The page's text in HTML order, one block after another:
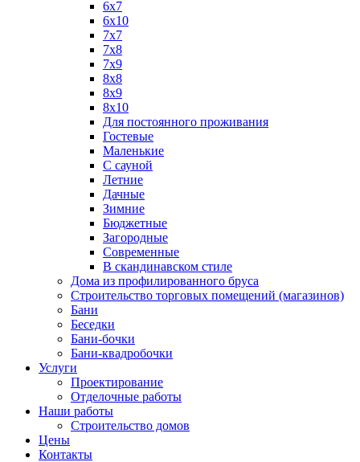
6х7
6х10
7х7
7х8
7х9
8х8
8х9
8х10
Для постоянного проживания
Гостевые
Маленькие
С сауной
Летние
Дачные
Зимние
Бюджетные
Загородные
Современные
В скандинавском стиле
Дома из профилированного бруса
Строительство торговых помещений (магазинов)
Бани
Беседки
Бани-бочки
Бани-квадробочки
Услуги
Проектирование
Отделочные работы
Наши работы
Строительство домов
Цены
Контакты